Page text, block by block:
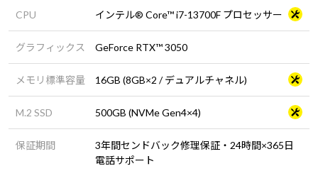
CPU インテル® Core™ i7-13700F プロセッサー
グラフィックス GeForce RTX™ 3050
メモリ標準容量 16GB (8GB×2 / デュアルチャネル)
M.2 SSD 500GB (NVMe Gen4×4)
保証期間
3年間センドバック修理保証・24時間×365日
電話サポート